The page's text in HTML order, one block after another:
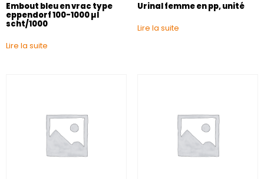
Embout bleu en vrac type
eppendorf 100-1000 µl
scht/1000
Lire la suite
Urinal femme en pp, unité
Lire la suite